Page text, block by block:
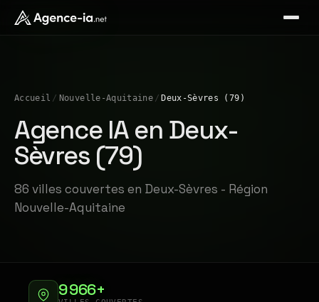
Accueil / Nouvelle-Aquitaine / Deux-Sèvres (79)
Agence IA en Deux-
Sèvres (79)
86 villes couvertes en Deux-Sèvres - Région
Nouvelle-Aquitaine
9 966+